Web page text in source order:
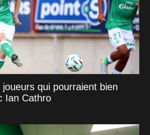
qui pourraient bien
Ian Cathro